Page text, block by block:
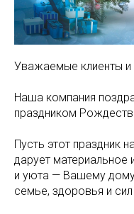
Уважаемые клиенты и
Наша компания
праздником
Пусть этот праздник
дарует материальное
и уюта — Вашему
семье, здоровья и